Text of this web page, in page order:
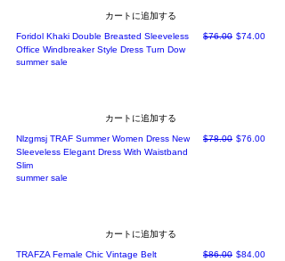
カートに追加する
Foridol Khaki Double Breasted Sleeveless
Office Windbreaker Style Dress Turn Dow
通常価格
$76.00 セール価格
$74.00
summer sale
カートに追加する
Nlzgmsj TRAF Summer Women Dress New
Sleeveless Elegant Dress With Waistband
Slim
通常価格
$78.00 セール価格
$76.00
summer sale
カートに追加する
TRAFZA Female Chic Vintage Belt
通常価格
$86.00 セール価格
$84.00